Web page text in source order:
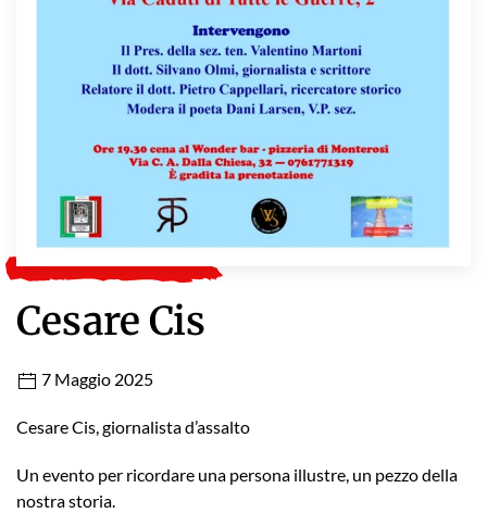
Cesare Cis
7 Maggio 2025
Cesare Cis, giornalista d’assalto
Un evento per ricordare una persona illustre, un pezzo della
nostra storia.